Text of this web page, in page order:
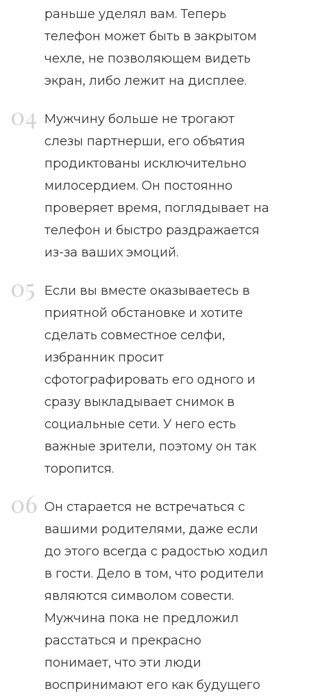
раньше уделял вам. Теперь
телефон может быть в закрытом
чехле, не позволяющем видеть
экран, либо лежит на дисплее.
Мужчину больше не трогают
слезы партнерши, его объятия
продиктованы исключительно
милосердием. Он постоянно
проверяет время, поглядывает на
телефон и быстро раздражается
из-за ваших эмоций.
Если вы вместе оказываетесь в
приятной обстановке и хотите
сделать совместное селфи,
избранник просит
сфотографировать его одного и
сразу выкладывает снимок в
социальные сети. У него есть
важные зрители, поэтому он так
торопится.
Он старается не встречаться с
вашими родителями, даже если
до этого всегда с радостью ходил
в гости. Дело в том, что родители
являются символом совести.
Мужчина пока не предложил
расстаться и прекрасно
понимает, что эти люди
воспринимают его как будущего